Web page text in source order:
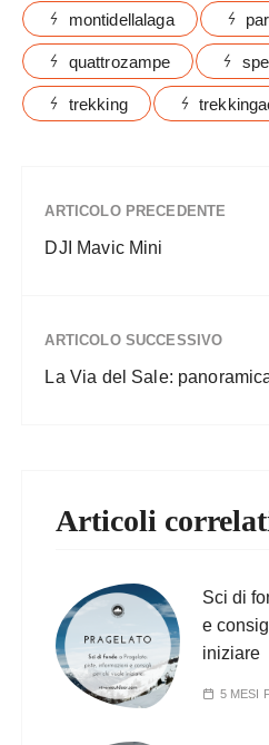
montidellalaga
quattrozampe
trekking
ARTICOLO PRECEDENTE
DJI Mavic Mini
ARTICOLO SUCCESSIVO
La Via del Sale:
Articoli
Sci di
e
iniziare
5 MESI